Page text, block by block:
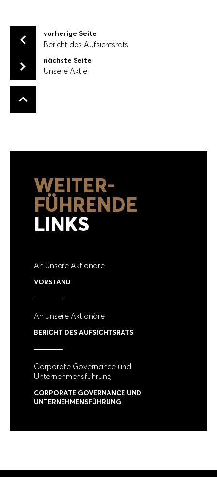
vorherige Seite
Bericht des Aufsichtsrats
Unsere Aktie
nächste Seite
Unsere Aktie
Zurück nach oben
WEITER­
FÜHRENDE
LINKS
An unsere Aktionäre
VORSTAND
An unsere Aktionäre
BERICHT DES AUFSICHTSRATS
Corporate Governance und
Unternehmensführung
CORPORATE GOVERNANCE UND
UNTERNEHMENS­FÜHRUNG